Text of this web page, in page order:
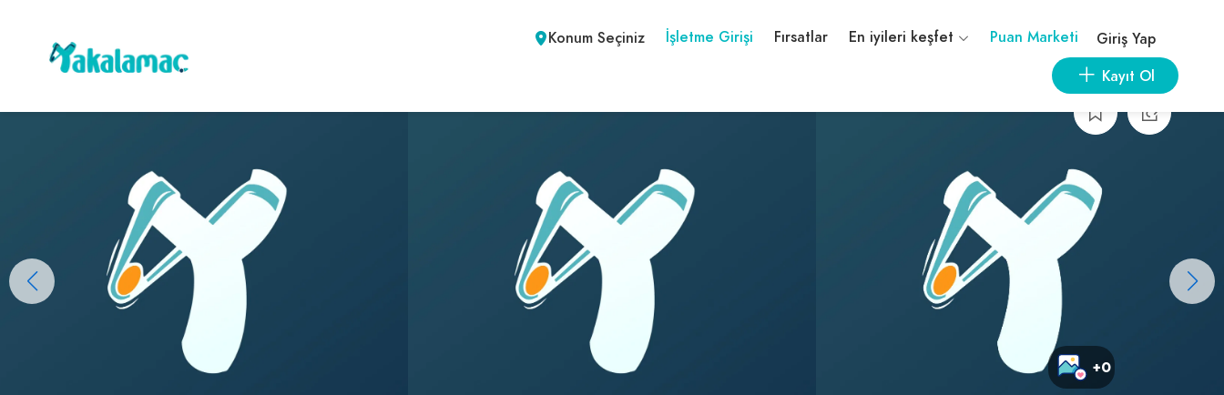
Konum Seçiniz İşletme Girişi Fırsatlar En iyileri keşfet Puan Marketi
Giriş Yap
Kayıt Ol
+0